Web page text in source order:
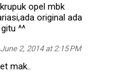
opel mbk
original ada
^^
June 2, 2014 at 2:15 PM
mak..